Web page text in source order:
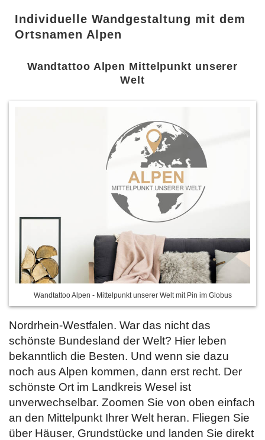
Individuelle Wandgestaltung mit dem
Ortsnamen Alpen
Wandtattoo Alpen Mittelpunkt unserer
Welt
Wandtattoo Alpen - Mittelpunkt unserer Welt mit Pin im Globus
Nordrhein-Westfalen. War das nicht das
schönste Bundesland der Welt? Hier leben
bekanntlich die Besten. Und wenn sie dazu
noch aus Alpen kommen, dann erst recht. Der
schönste Ort im Landkreis Wesel ist
unverwechselbar. Zoomen Sie von oben einfach
an den Mittelpunkt Ihrer Welt heran. Fliegen Sie
über Häuser, Grundstücke und landen Sie direkt